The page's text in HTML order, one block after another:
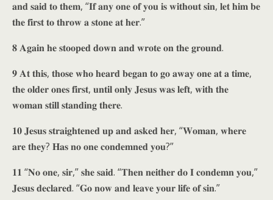
𝐚𝐧𝐝 𝐬𝐚𝐢𝐝 𝐭𝐨 𝐭𝐡𝐞𝐦, “𝐈𝐟 𝐚𝐧𝐲 𝐨𝐧𝐞 𝐨𝐟 𝐲𝐨𝐮 𝐢𝐬 𝐰𝐢𝐭𝐡𝐨𝐮𝐭 𝐬𝐢𝐧, 𝐥𝐞𝐭 𝐡𝐢𝐦 𝐛𝐞
𝐭𝐡𝐞 𝐟𝐢𝐫𝐬𝐭 𝐭𝐨 𝐭𝐡𝐫𝐨𝐰 𝐚 𝐬𝐭𝐨𝐧𝐞 𝐚𝐭 𝐡𝐞𝐫.”
𝟖 𝐀𝐠𝐚𝐢𝐧 𝐡𝐞 𝐬𝐭𝐨𝐨𝐩𝐞𝐝 𝐝𝐨𝐰𝐧 𝐚𝐧𝐝 𝐰𝐫𝐨𝐭𝐞 𝐨𝐧 𝐭𝐡𝐞 𝐠𝐫𝐨𝐮𝐧𝐝.
𝟗 𝐀𝐭 𝐭𝐡𝐢𝐬, 𝐭𝐡𝐨𝐬𝐞 𝐰𝐡𝐨 𝐡𝐞𝐚𝐫𝐝 𝐛𝐞𝐠𝐚𝐧 𝐭𝐨 𝐠𝐨 𝐚𝐰𝐚𝐲 𝐨𝐧𝐞 𝐚𝐭 𝐚 𝐭𝐢𝐦𝐞,
𝐭𝐡𝐞 𝐨𝐥𝐝𝐞𝐫 𝐨𝐧𝐞𝐬 𝐟𝐢𝐫𝐬𝐭, 𝐮𝐧𝐭𝐢𝐥 𝐨𝐧𝐥𝐲 𝐉𝐞𝐬𝐮𝐬 𝐰𝐚𝐬 𝐥𝐞𝐟𝐭, 𝐰𝐢𝐭𝐡 𝐭𝐡𝐞
𝐰𝐨𝐦𝐚𝐧 𝐬𝐭𝐢𝐥𝐥 𝐬𝐭𝐚𝐧𝐝𝐢𝐧𝐠 𝐭𝐡𝐞𝐫𝐞.
𝟏𝟎 𝐉𝐞𝐬𝐮𝐬 𝐬𝐭𝐫𝐚𝐢𝐠𝐡𝐭𝐞𝐧𝐞𝐝 𝐮𝐩 𝐚𝐧𝐝 𝐚𝐬𝐤𝐞𝐝 𝐡𝐞𝐫, “𝐖𝐨𝐦𝐚𝐧, 𝐰𝐡𝐞𝐫𝐞
𝐚𝐫𝐞 𝐭𝐡𝐞𝐲? 𝐇𝐚𝐬 𝐧𝐨 𝐨𝐧𝐞 𝐜𝐨𝐧𝐝𝐞𝐦𝐧𝐞𝐝 𝐲𝐨𝐮?”
𝟏𝟏 “𝐍𝐨 𝐨𝐧𝐞, 𝐬𝐢𝐫,” 𝐬𝐡𝐞 𝐬𝐚𝐢𝐝. “𝐓𝐡𝐞𝐧 𝐧𝐞𝐢𝐭𝐡𝐞𝐫 𝐝𝐨 𝐈 𝐜𝐨𝐧𝐝𝐞𝐦𝐧 𝐲𝐨𝐮,”
𝐉𝐞𝐬𝐮𝐬 𝐝𝐞𝐜𝐥𝐚𝐫𝐞𝐝. “𝐆𝐨 𝐧𝐨𝐰 𝐚𝐧𝐝 𝐥𝐞𝐚𝐯𝐞 𝐲𝐨𝐮𝐫 𝐥𝐢𝐟𝐞 𝐨𝐟 𝐬𝐢𝐧.”